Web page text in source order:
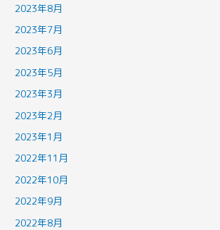
2023年8月
2023年7月
2023年6月
2023年5月
2023年3月
2023年2月
2023年1月
2022年11月
2022年10月
2022年9月
2022年8月